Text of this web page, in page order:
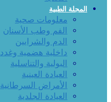
المجلة الطبية
معلومات صحية
الفم وطب الأسنان
الدم والشرايين
داخلية هضمية وغدد
البولية والتناسلية
العيادة العينية
الأمراض السرطانية
العيادة الجلدية